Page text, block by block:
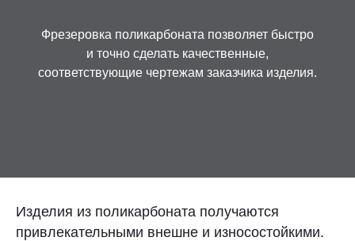
Гарантия
Фрезеровка поликарбоната позволяет быстро
и точно сделать качественные,
соответствующие чертежам заказчика изделия.
Изделия из поликарбоната получаются
привлекательными внешне и износостойкими.